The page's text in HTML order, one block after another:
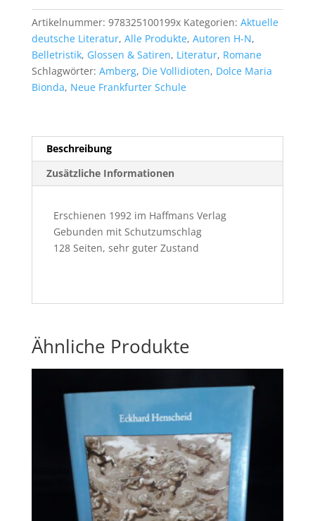
Neue
Prosa.
Menge
Artikelnummer: 978325100199x Kategorien: Aktuelle
deutsche Literatur, Alle Produkte, Autoren H-N,
Belletristik, Glossen & Satiren, Literatur, Romane
Schlagwörter: Amberg, Die Vollidioten, Dolce Maria
Bionda, Neue Frankfurter Schule
Beschreibung
Zusätzliche Informationen
Erschienen 1992 im Haffmans Verlag
Gebunden mit Schutzumschlag
128 Seiten, sehr guter Zustand
Ähnliche Produkte